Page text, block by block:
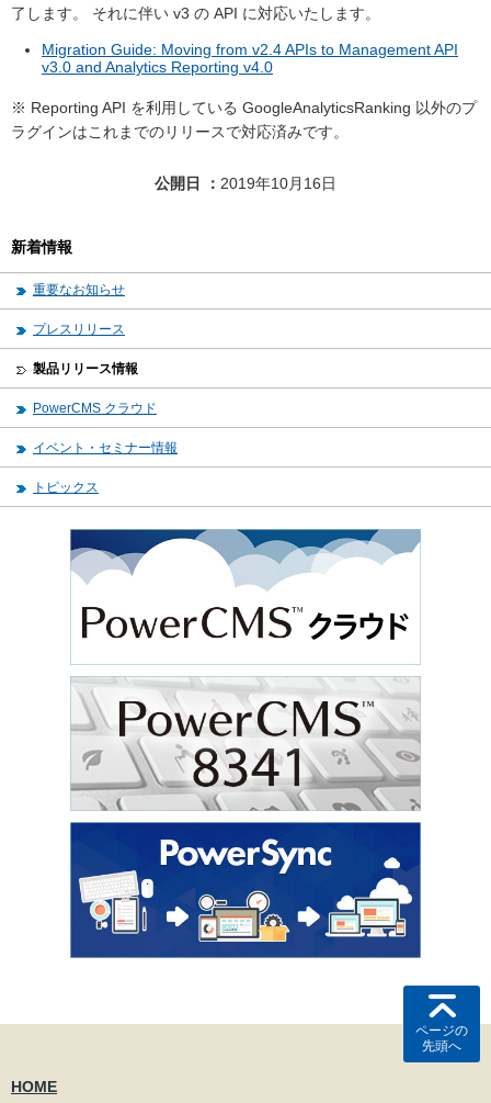
了します。 それに伴い v3 の API に対応いたします。
Migration Guide: Moving from v2.4 APIs to Management API
v3.0 and Analytics Reporting v4.0
※ Reporting API を利用している GoogleAnalyticsRanking 以外のプ
ラグインはこれまでのリリースで対応済みです。
公開日 2019年10月16日
新着情報
重要なお知らせ
プレスリリース
製品リリース情報
PowerCMS クラウド
イベント・セミナー情報
トピックス
ページの
先頭へ
HOME